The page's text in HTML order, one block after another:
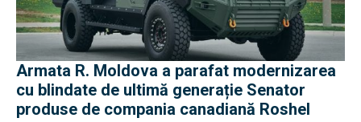
Armata R. Moldova a parafat modernizarea
cu blindate de ultimă generație Senator
produse de compania canadiană Roshel